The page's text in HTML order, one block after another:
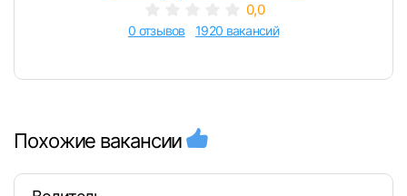
0,0
0 отзывов 1920 вакансий
Похожие вакансии